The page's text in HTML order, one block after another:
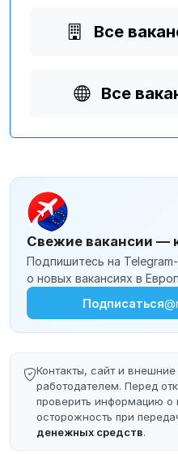
Все
Все
Свежие вакансии —
Подпишитесь на
о новых вакансиях в
Подписаться
Контакты, сайт и
работодателем. Перед
проверить информацию о
осторожность при
денежных средств.